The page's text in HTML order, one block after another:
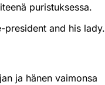
puristuksessa.
and his lady.
ja hänen vaimonsa